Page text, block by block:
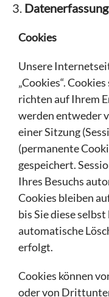
Cookies
Unsere
„Cookies“.
richten auf Ihrem
werden entweder
einer Sitzung
(permanente
gespeichert.
Ihres Besuchs
Cookies bleiben
bis Sie diese
automatische
erfolgt.
Cookies können
oder von